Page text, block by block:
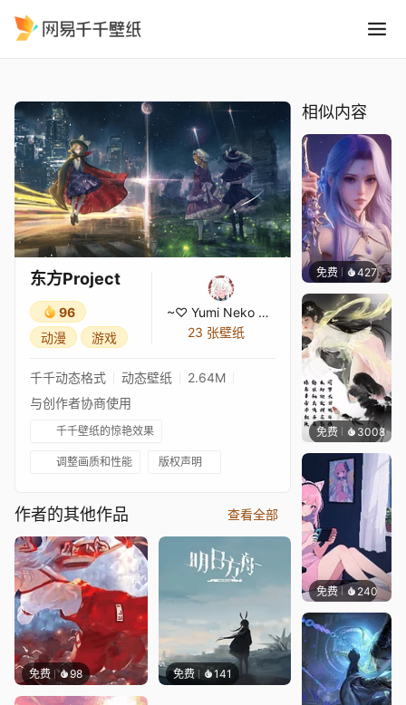
东方Project
96
动漫
游戏
~♡ Yumi Neko ♡~
23 张壁纸
千千动态格式 动态壁纸
2.64M
与创作者协商使用
千千壁纸的惊艳效果
调整画质和性能 版权声明
作者的其他作品 查看全部
免费 98 免费 141
相似内容
免费 427好看
免费 3008小佛
免费 240好看